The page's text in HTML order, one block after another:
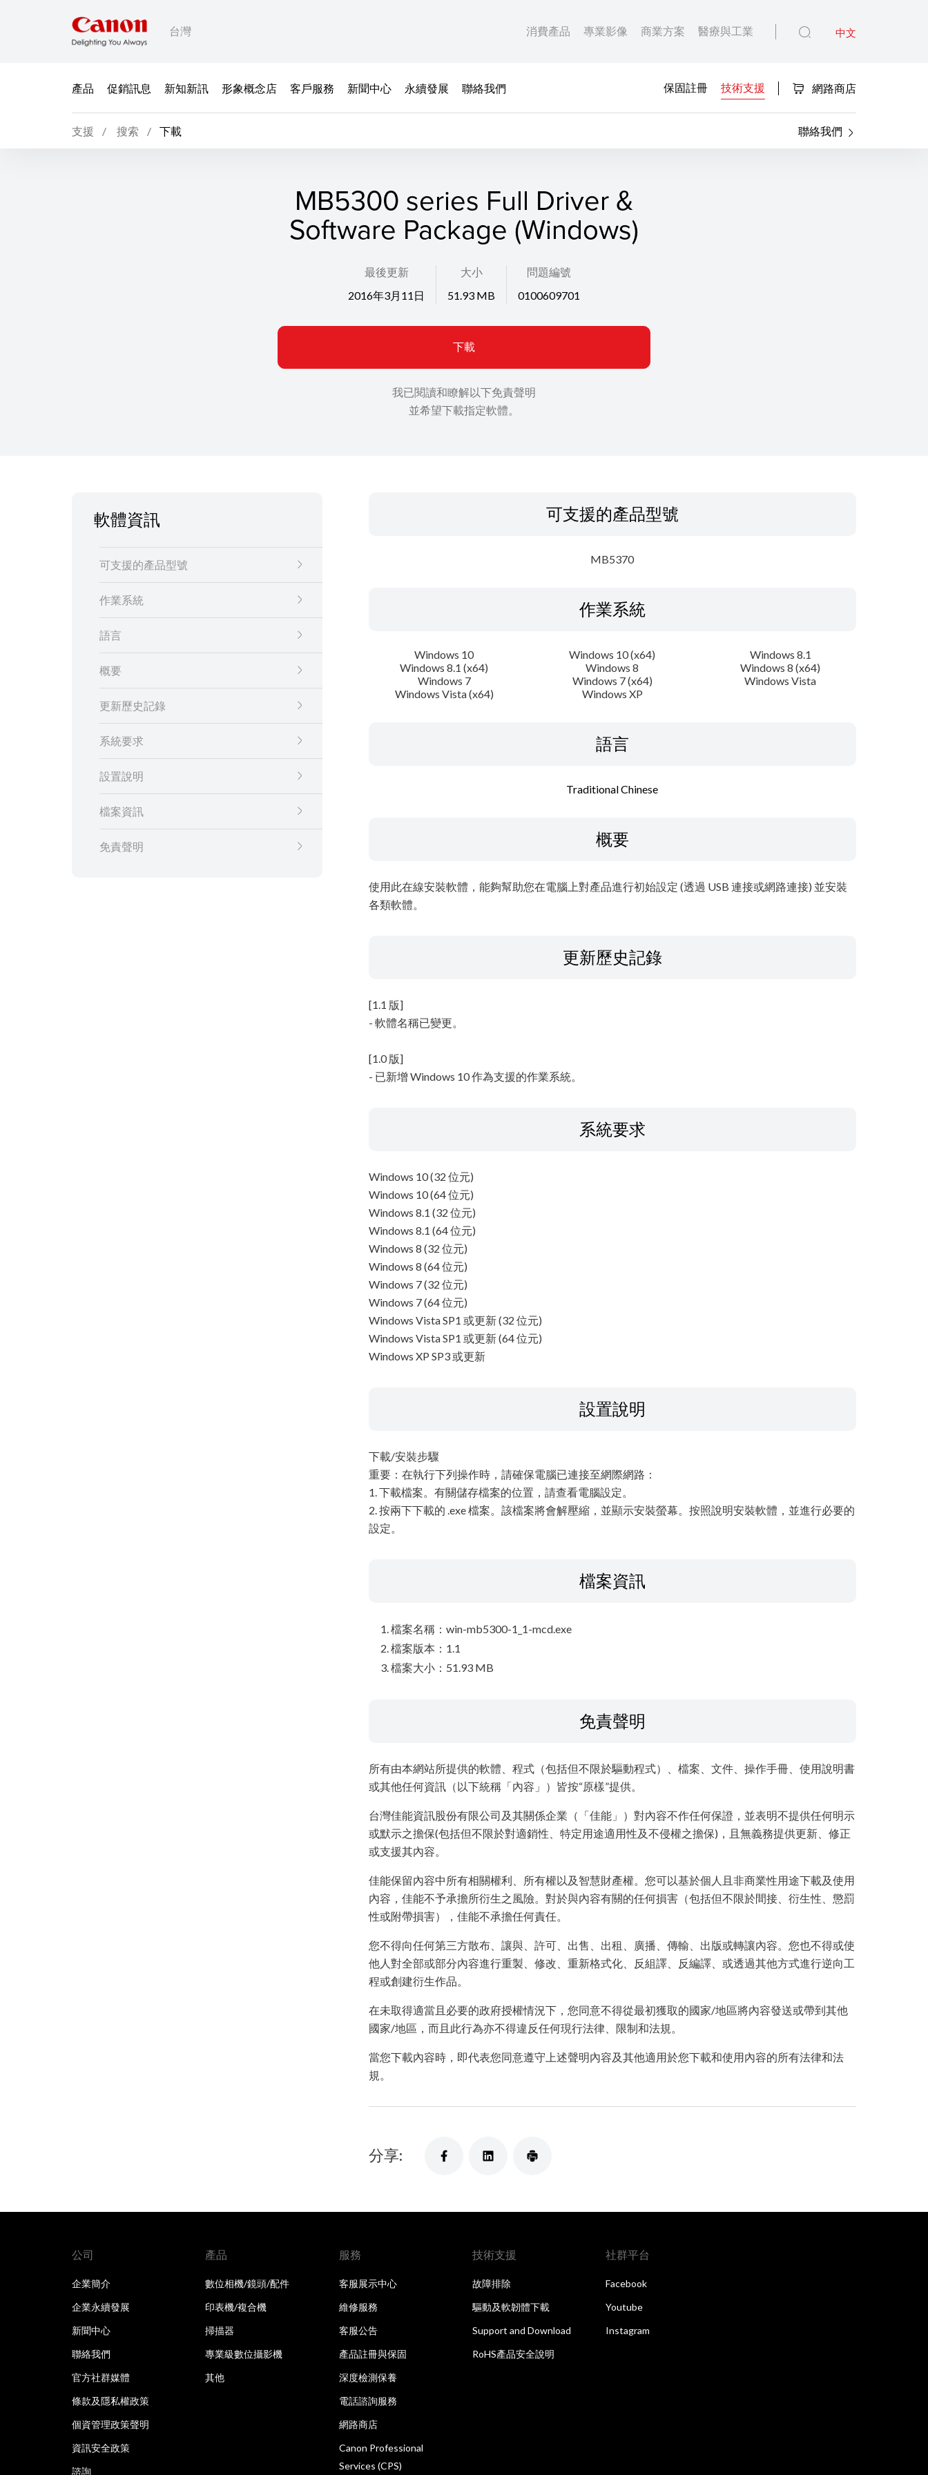
台灣 消費產品 專業影像 商業方案 醫療與工業 中文
產品 促銷訊息 新知新訊 形象概念店 客戶服務 新聞中心 永續發展 聯絡我們 保固註冊 技術支援 網路商店
支援 搜索 下載 聯絡我們
MB5300 series Full Driver &
Software Package (Windows)
最後更新
2016年3月11日
大小
51.93 MB
問題編號
0100609701
下載
我已閱讀和瞭解以下免責聲明
並希望下載指定軟體。
軟體資訊
可支援的產品型號
作業系統
語言
概要
更新歷史記錄
系統要求
設置說明
檔案資訊
免責聲明
可支援的產品型號
MB5370
作業系統
Windows 10 Windows 10 (x64)
Windows 8.1
Windows 8.1 (x64)
Windows 8
Windows 8 (x64)
Windows 7
Windows 7 (x64)
Windows Vista
Windows Vista (x64)
Windows XP
語言
Traditional Chinese
概要
使用此在線安裝軟體，能夠幫助您在電腦上對產品進行初始設定 (透過 USB 連接或網路連接) 並安裝
各類軟體。
更新歷史記錄
[1.1 版]
- 軟體名稱已變更。
[1.0 版]
- 已新增 Windows 10 作為支援的作業系統。
系統要求
Windows 10 (32 位元)
Windows 10 (64 位元)
Windows 8.1 (32 位元)
Windows 8.1 (64 位元)
Windows 8 (32 位元)
Windows 8 (64 位元)
Windows 7 (32 位元)
Windows 7 (64 位元)
Windows Vista SP1 或更新 (32 位元)
Windows Vista SP1 或更新 (64 位元)
Windows XP SP3 或更新
設置說明
下載/安裝步驟
重要：在執行下列操作時，請確保電腦已連接至網際網路：
1. 下載檔案。有關儲存檔案的位置，請查看電腦設定。
2. 按兩下下載的 .exe 檔案。該檔案將會解壓縮，並顯示安裝螢幕。按照說明安裝軟體，並進行必要的
設定。
檔案資訊
檔案名稱：win-mb5300-1_1-mcd.exe
檔案版本：1.1
檔案大小：51.93 MB
免責聲明
所有由本網站所提供的軟體、程式（包括但不限於驅動程式）、檔案、文件、操作手冊、使用說明書
或其他任何資訊（以下統稱「內容」）皆按“原樣”提供。
台灣佳能資訊股份有限公司及其關係企業（「佳能」）對內容不作任何保證，並表明不提供任何明示
或默示之擔保(包括但不限於對適銷性、特定用途適用性及不侵權之擔保)，且無義務提供更新、修正
或支援其內容。
佳能保留內容中所有相關權利、所有權以及智慧財產權。您可以基於個人且非商業性用途下載及使用
內容，佳能不予承擔所衍生之風險。對於與內容有關的任何損害（包括但不限於間接、衍生性、懲罰
性或附帶損害），佳能不承擔任何責任。
您不得向任何第三方散布、讓與、許可、出售、出租、廣播、傳輸、出版或轉讓內容。您也不得或使
他人對全部或部分內容進行重製、修改、重新格式化、反組譯、反編譯、或透過其他方式進行逆向工
程或創建衍生作品。
在未取得適當且必要的政府授權情況下，您同意不得從最初獲取的國家/地區將內容發送或帶到其他
國家/地區，而且此行為亦不得違反任何現行法律、限制和法規。
當您下載內容時，即代表您同意遵守上述聲明內容及其他適用於您下載和使用內容的所有法律和法
規。
分享:
公司
企業簡介
企業永續發展
新聞中心
聯絡我們
官方社群媒體
條款及隱私權政策
個資管理政策聲明
資訊安全政策
諮詢
產品
數位相機/鏡頭/配件
印表機/複合機
掃描器
專業級數位攝影機
其他
服務
客服展示中心
維修服務
客服公告
產品註冊與保固
深度檢測保養
電話諮詢服務
網路商店
Canon Professional
Services (CPS)
技術支援
故障排除
驅動及軟韌體下載
Support and Download
RoHS產品安全說明
社群平台
Facebook
Youtube
Instagram